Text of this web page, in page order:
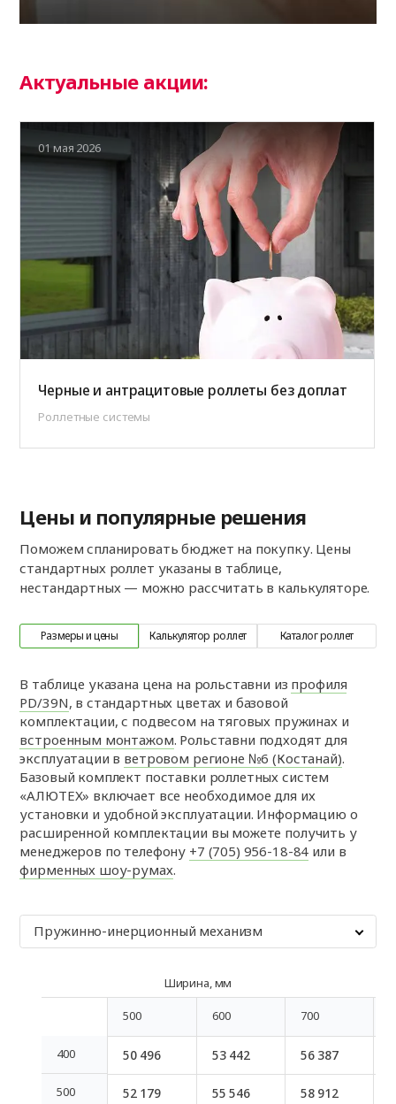
Актуальные акции:
Черные и антрацитовые роллеты без доплат
Роллетные системы
01 мая 2026
Цены и популярные решения
Поможем спланировать бюджет на покупку. Цены
стандартных роллет указаны в таблице,
нестандартных — можно рассчитать в калькуляторе.
Размеры и цены Калькулятор роллет Каталог роллет
В таблице указана цена на рольставни из профиля
PD/39N, в стандартных цветах и базовой
комплектации, с подвесом на тяговых пружинах и
встроенным монтажом. Рольставни подходят для
эксплуатации в ветровом регионе №6 (Костанай).
Базовый комплект поставки роллетных систем
«АЛЮТЕХ» включает все необходимое для их
установки и удобной эксплуатации. Информацию о
расширенной комплектации вы можете получить у
менеджеров по телефону +7 (705) 956-18-84 или в
фирменных шоу-румах.
Пружинно-инерционный механизм
Ширина, мм
400
500
500 600 700
500 600 700
400 50 496 53 442 56 387
500 52 179 55 546 58 912